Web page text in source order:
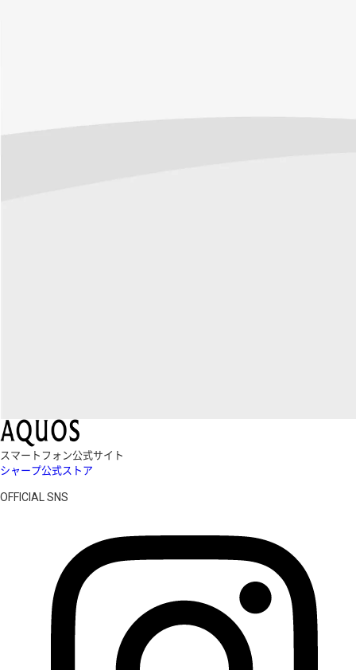
スマートフォン公式サイト
シャープ公式ストア
OFFICIAL SNS